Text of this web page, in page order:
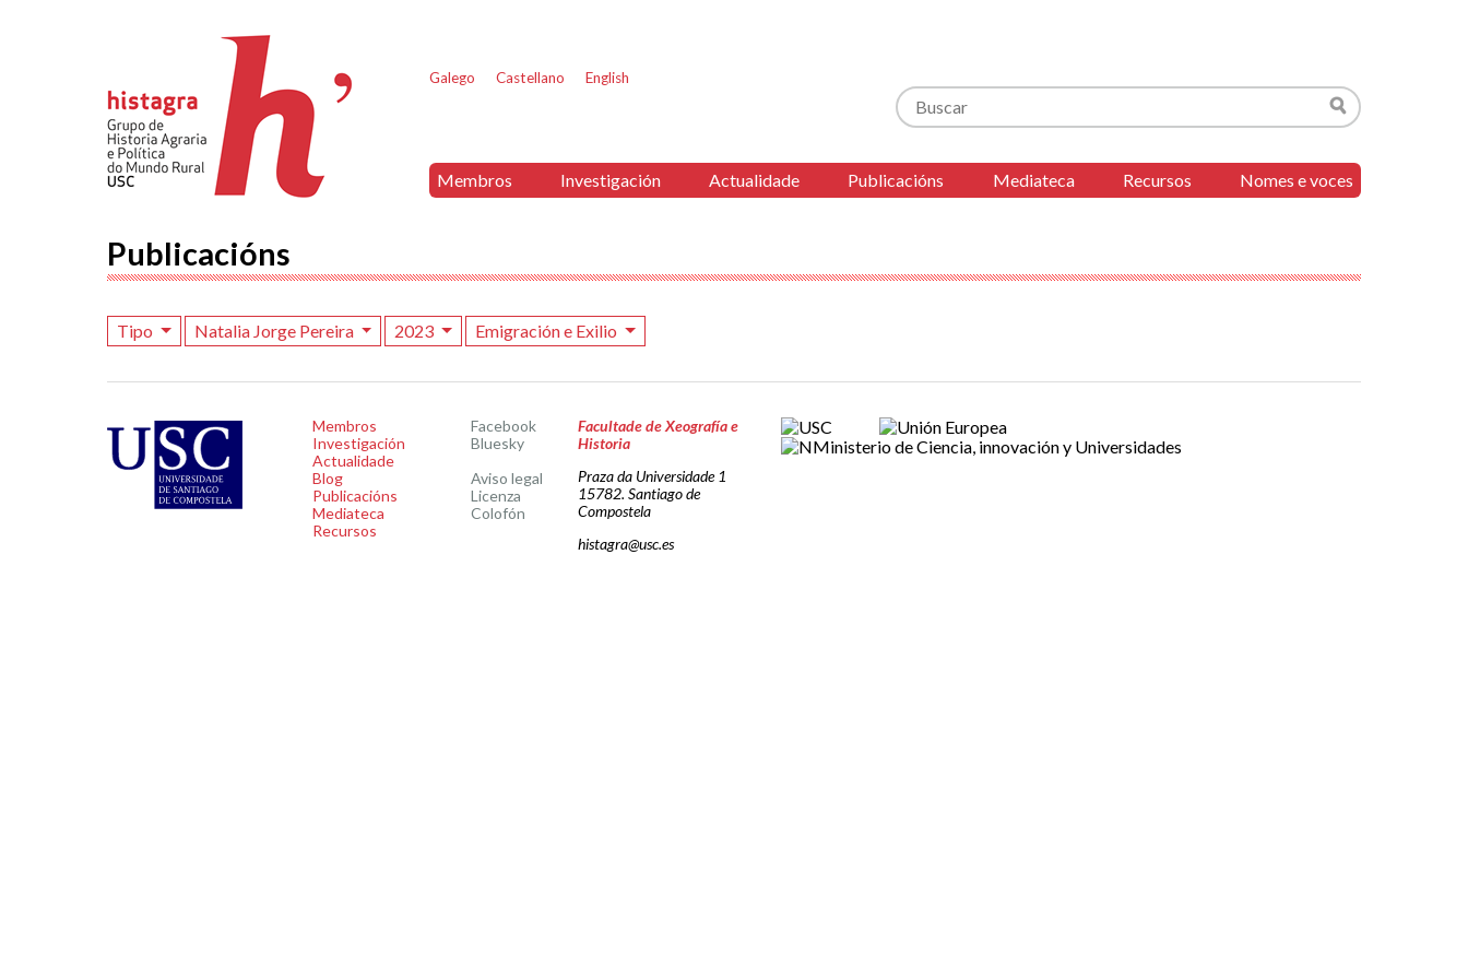
Galego Castellano English
Buscar
Buscar
Membros Investigación Actualidade Publicacións Mediateca Recursos Nomes e voces
Publicacións
Tipo Natalia Jorge Pereira 2023 Emigración e Exilio
Membros
Investigación
Actualidade
Blog
Publicacións
Mediateca
Recursos
Facebook
Bluesky
Aviso legal
Licenza
Colofón
Facultade de Xeografía e
Historia
Praza da Universidade 1
15782. Santiago de
Compostela
histagra@usc.es